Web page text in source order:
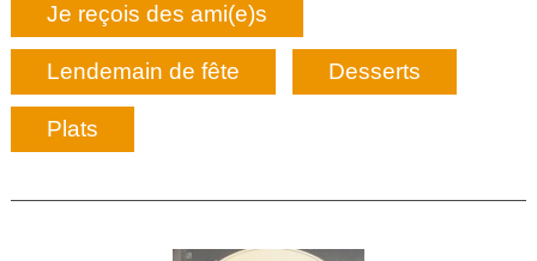
Je reçois des ami(e)s
Lendemain de fête Desserts
Plats